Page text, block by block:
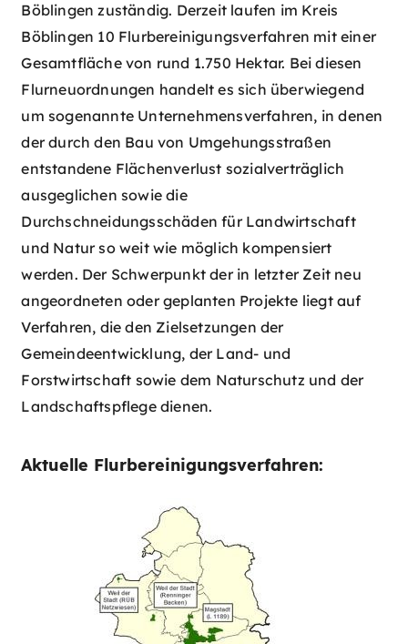
Böblingen zuständig. Derzeit laufen im Kreis
Böblingen 10 Flurbereinigungsverfahren mit einer
Gesamtfläche von rund 1.750 Hektar. Bei diesen
Flurneuordnungen handelt es sich überwiegend
um sogenannte Unternehmensverfahren, in denen
der durch den Bau von Umgehungsstraßen
entstandene Flächenverlust sozialverträglich
ausgeglichen sowie die
Durchschneidungsschäden für Landwirtschaft
und Natur so weit wie möglich kompensiert
werden. Der Schwerpunkt der in letzter Zeit neu
angeordneten oder geplanten Projekte liegt auf
Verfahren, die den Zielsetzungen der
Gemeindeentwicklung, der Land- und
Forstwirtschaft sowie dem Naturschutz und der
Landschaftspflege dienen.
Aktuelle Flurbereinigungsverfahren: